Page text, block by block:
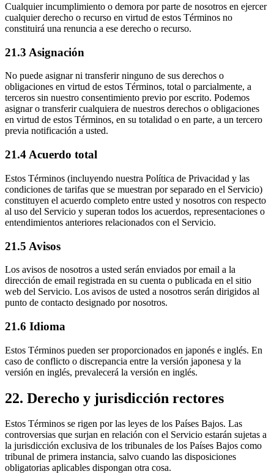
Cualquier incumplimiento o demora por parte de nosotros en ejercer
cualquier derecho o recurso en virtud de estos Términos no
constituirá una renuncia a ese derecho o recurso.
21.3 Asignación
No puede asignar ni transferir ninguno de sus derechos o
obligaciones en virtud de estos Términos, total o parcialmente, a
terceros sin nuestro consentimiento previo por escrito. Podemos
asignar o transferir cualquiera de nuestros derechos o obligaciones
en virtud de estos Términos, en su totalidad o en parte, a un tercero
previa notificación a usted.
21.4 Acuerdo total
Estos Términos (incluyendo nuestra Política de Privacidad y las
condiciones de tarifas que se muestran por separado en el Servicio)
constituyen el acuerdo completo entre usted y nosotros con respecto
al uso del Servicio y superan todos los acuerdos, representaciones o
entendimientos anteriores relacionados con el Servicio.
21.5 Avisos
Los avisos de nosotros a usted serán enviados por email a la
dirección de email registrada en su cuenta o publicada en el sitio
web del Servicio. Los avisos de usted a nosotros serán dirigidos al
punto de contacto designado por nosotros.
21.6 Idioma
Estos Términos pueden ser proporcionados en japonés e inglés. En
caso de conflicto o discrepancia entre la versión japonesa y la
versión en inglés, prevalecerá la versión en inglés.
22. Derecho y jurisdicción rectores
Estos Términos se rigen por las leyes de los Países Bajos. Las
controversias que surjan en relación con el Servicio estarán sujetas a
la jurisdicción exclusiva de los tribunales de los Países Bajos como
tribunal de primera instancia, salvo cuando las disposiciones
obligatorias aplicables dispongan otra cosa.